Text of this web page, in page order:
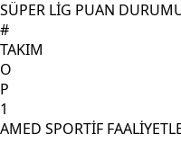
SÜPER LİG PUAN
#
TAKIM
O
P
1
AMED SPORTİF